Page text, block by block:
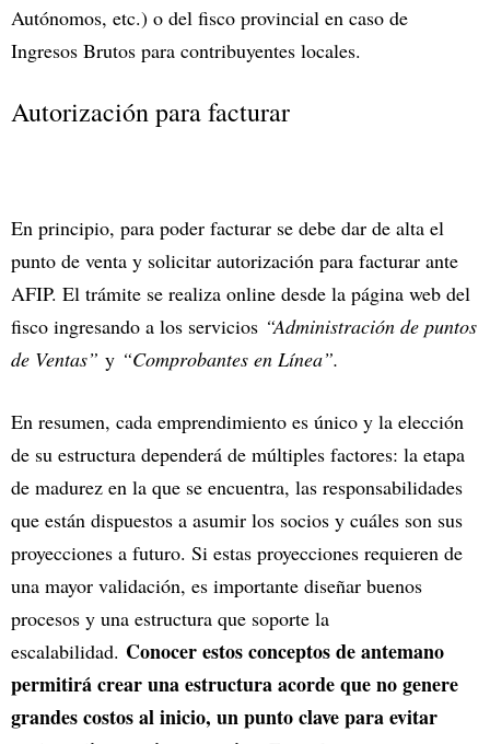
Autónomos, etc.) o del fisco provincial en caso de
Ingresos Brutos para contribuyentes locales.
Autorización para facturar
En principio, para poder facturar se debe dar de alta el
punto de venta y solicitar autorización para facturar ante
AFIP. El trámite se realiza online desde la página web del
fisco ingresando a los servicios “Administración de puntos
de Ventas” y “Comprobantes en Línea”.
En resumen, cada emprendimiento es único y la elección
de su estructura dependerá de múltiples factores: la etapa
de madurez en la que se encuentra, las responsabilidades
que están dispuestos a asumir los socios y cuáles son sus
proyecciones a futuro. Si estas proyecciones requieren de
una mayor validación, es importante diseñar buenos
procesos y una estructura que soporte la
escalabilidad. Conocer estos conceptos de antemano
permitirá crear una estructura acorde que no genere
grandes costos al inicio, un punto clave para evitar